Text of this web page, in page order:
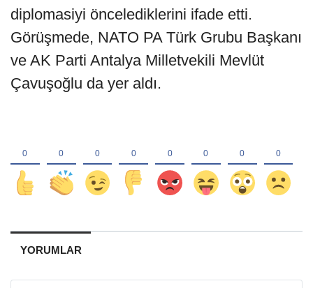
diplomasiyi öncelediklerini ifade etti.
Görüşmede, NATO PA Türk Grubu Başkanı
ve AK Parti Antalya Milletvekili Mevlüt
Çavuşoğlu da yer aldı.
YORUMLAR